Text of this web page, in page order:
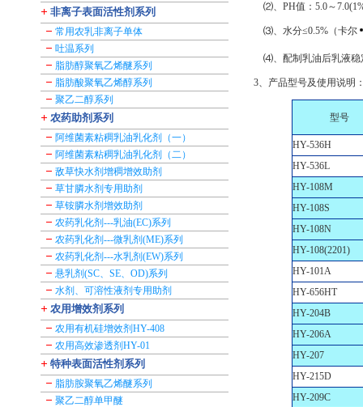
非离子表面活性剂系列
常用农乳非离子单体
吐温系列
脂肪醇聚氧乙烯醚系列
脂肪酸聚氧乙烯醇系列
聚乙二醇系列
农药助剂系列
阿维菌素粘稠乳油乳化剂（一）
阿维菌素粘稠乳油乳化剂（二）
敌草快水剂增稠增效助剂
草甘膦水剂专用助剂
草铵膦水剂增效助剂
农药乳化剂---乳油(EC)系列
农药乳化剂---微乳剂(ME)系列
农药乳化剂---水乳剂(EW)系列
悬乳剂(SC、SE、OD)系列
水剂、可溶性液剂专用助剂
农用增效剂系列
农用有机硅增效剂HY-408
农用高效渗透剂HY-01
特种表面活性剂系列
脂肪胺聚氧乙烯醚系列
聚乙二醇单甲醚
⑵、PH值：5.0～
⑶、水分≤0.5%（卡尔
⑷、配制乳油后乳液稳
3、产品型号及使用说明
型号
HY-536H
HY-536L
HY-108M
HY-108S
HY-108N
HY-108(2201)
HY-101A
HY-656HT
HY-204B
HY-206A
HY-207
HY-215D
HY-209C